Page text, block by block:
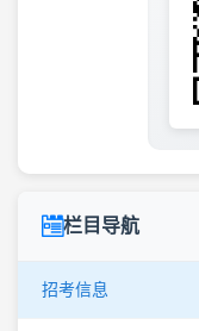
栏目导航
招考信息